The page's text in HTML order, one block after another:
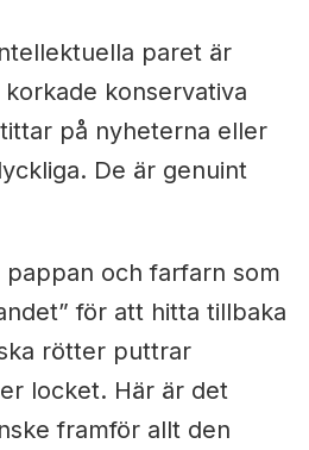
paret är
konservativa
på nyheterna eller
De är genuint
pappan och farfarn som
för att hitta tillbaka
rötter puttrar
locket. Här är det
framför allt den